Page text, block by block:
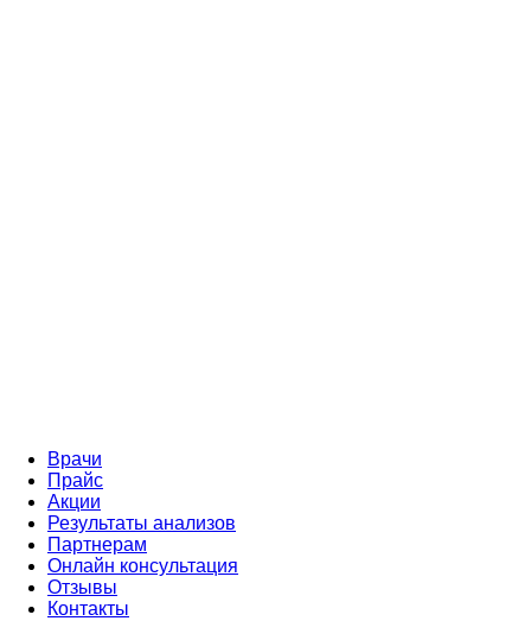
Врачи
Прайс
Акции
Результаты анализов
Партнерам
Онлайн консультация
Отзывы
Контакты